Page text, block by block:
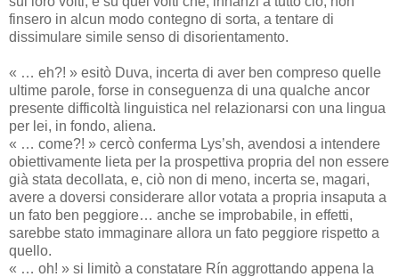
finsero in alcun modo contegno di sorta, a tentare di
dissimulare simile senso di disorientamento.
« … eh?! » esitò Duva, incerta di aver ben compreso quelle
ultime parole, forse in conseguenza di una qualche ancor
presente difficoltà linguistica nel relazionarsi con una lingua
per lei, in fondo, aliena.
« … come?! » cercò conferma Lys’sh, avendosi a intendere
obiettivamente lieta per la prospettiva propria del non essere
già stata decollata, e, ciò non di meno, incerta se, magari,
avere a doversi considerare allor votata a propria insaputa a
un fato ben peggiore… anche se improbabile, in effetti,
sarebbe stato immaginare allora un fato peggiore rispetto a
quello.
« … oh! » si limitò a constatare Rín aggrottando appena la